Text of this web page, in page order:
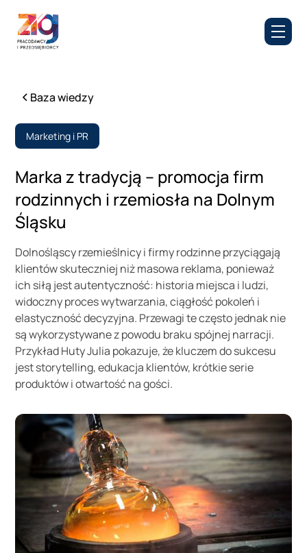
Baza wiedzy
Marketing i PR
Marka z tradycją – promocja firm
rodzinnych i rzemiosła na Dolnym
Śląsku
Dolnośląscy rzemieślnicy i firmy rodzinne przyciągają
klientów skuteczniej niż masowa reklama, ponieważ
ich siłą jest autentyczność: historia miejsca i ludzi,
widoczny proces wytwarzania, ciągłość pokoleń i
elastyczność decyzyjna. Przewagi te często jednak nie
są wykorzystywane z powodu braku spójnej narracji.
Przykład Huty Julia pokazuje, że kluczem do sukcesu
jest storytelling, edukacja klientów, krótkie serie
produktów i otwartość na gości.